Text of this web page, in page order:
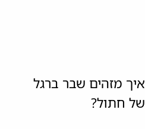
איך מזהים שבר ברגל
של חתול?